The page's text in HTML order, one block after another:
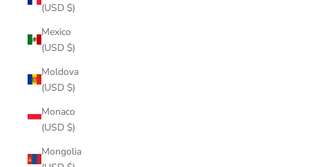
(USD $)
Mexico
(USD $)
Moldova
(USD $)
Monaco
(USD $)
Mongolia